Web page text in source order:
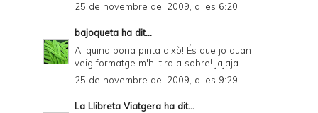
25 de novembre del 2009, a les 6:20
bajoqueta ha dit...
Ai quina bona pinta això! És que jo quan
veig formatge m'hi tiro a sobre! jajaja.
25 de novembre del 2009, a les 9:29
La Llibreta Viatgera ha dit...